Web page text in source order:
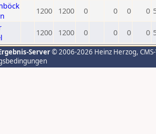
1200 1200 0 0 0 0
1200 1200 0 0 0 0
Server© 2006-2026 Heinz Herzog,